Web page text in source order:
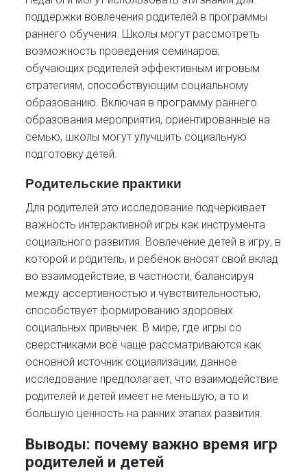
поддержки вовлечения родителей в программы
раннего обучения. Школы могут рассмотреть
возможность проведения семинаров,
обучающих родителей эффективным игровым
стратегиям, способствующим социальному
образованию. Включая в программу раннего
образования мероприятия, ориентированные на
семью, школы могут улучшить социальную
подготовку детей.
Родительские практики
Для родителей это исследование подчеркивает
важность интерактивной игры как инструмента
социального развития. Вовлечение детей в игру, в
которой и родитель, и ребёнок вносят свой вклад
во взаимодействие, в частности, балансируя
между ассертивностью и чувствительностью,
способствует формированию здоровых
социальных привычек. В мире, где игры со
сверстниками всё чаще рассматриваются как
основной источник социализации, данное
исследование предполагает, что взаимодействие
родителей и детей имеет не меньшую, а то и
большую ценность на ранних этапах развития.
Выводы: почему важно время игр
родителей и детей